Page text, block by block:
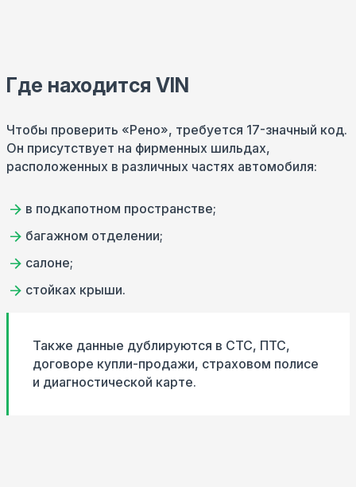
Где находится VIN
Чтобы проверить «Рено», требуется 17-значный код.
Он присутствует на фирменных шильдах,
расположенных в различных частях автомобиля:
в подкапотном пространстве;
багажном отделении;
салоне;
стойках крыши.
Также данные дублируются в СТС, ПТС,
договоре купли-продажи, страховом полисе
и диагностической карте.